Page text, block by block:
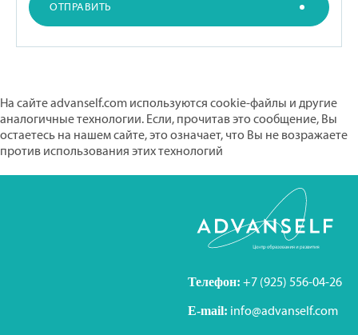
ОТПРАВИТЬ
На сайте advanself.com используются cookie-файлы и другие
аналогичные технологии. Если, прочитав это сообщение, Вы
остаетесь на нашем сайте, это означает, что Вы не возражаете
против использования этих технологий
Телефон: +7 (925) 556-04-26
E-mail: info@advanself.com